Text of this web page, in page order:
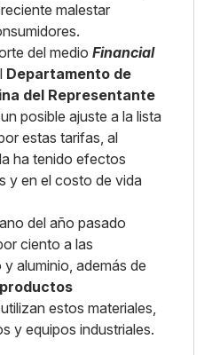
malestar
del medio Financial
Departamento de
del Representante
posible ajuste a la lista
estas tarifas, al
ha tenido efectos
y en el costo de vida
del año pasado
ciento a las
aluminio, además de
productos
estos materiales,
y equipos industriales.